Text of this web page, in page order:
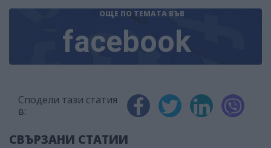
ОЩЕ ПО ТЕМАТА ВЪВ
facebook
Сподели тази статия
в:
СВЪРЗАНИ СТАТИИ